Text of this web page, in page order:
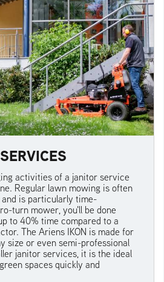
activities of a janitor service
Regular lawn mowing is often
is particularly time-
turn mower, you'll be done
to 40% time compared to a
The Ariens IKON is made for
size or even semi-professional
janitor services, it is the ideal
spaces quickly and